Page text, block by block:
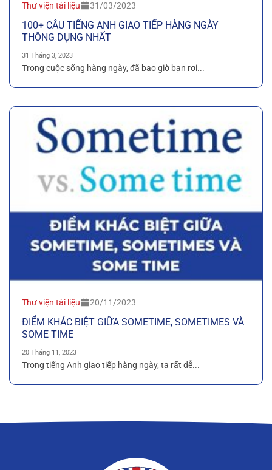
Thư viện tài liệu 31/03/2023
100+ CÂU TIẾNG ANH GIAO TIẾP HÀNG NGÀY
THÔNG DỤNG NHẤT
31 Tháng 3, 2023
Trong cuộc sống hàng ngày, đã bao giờ bạn rơi...
Thư viện tài liệu 20/11/2023
ĐIỂM KHÁC BIỆT GIỮA SOMETIME, SOMETIMES VÀ
SOME TIME
20 Tháng 11, 2023
Trong tiếng Anh giao tiếp hàng ngày, ta rất dễ...